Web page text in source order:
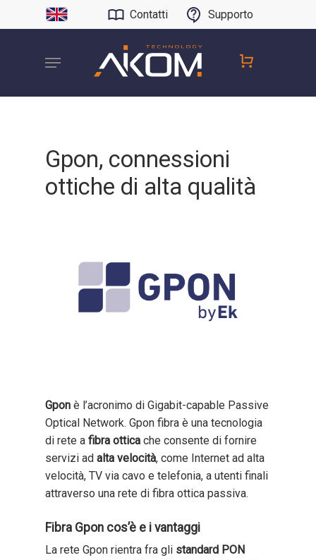
Contatti Supporto
Gpon, connessioni
ottiche di alta qualità
Gpon è l’acronimo di Gigabit-capable Passive
Optical Network. Gpon fibra è una tecnologia
di rete a fibra ottica che consente di fornire
servizi ad alta velocità, come Internet ad alta
velocità, TV via cavo e telefonia, a utenti finali
attraverso una rete di fibra ottica passiva.
Fibra Gpon cos’è e i vantaggi
La rete Gpon rientra fra gli standard PON